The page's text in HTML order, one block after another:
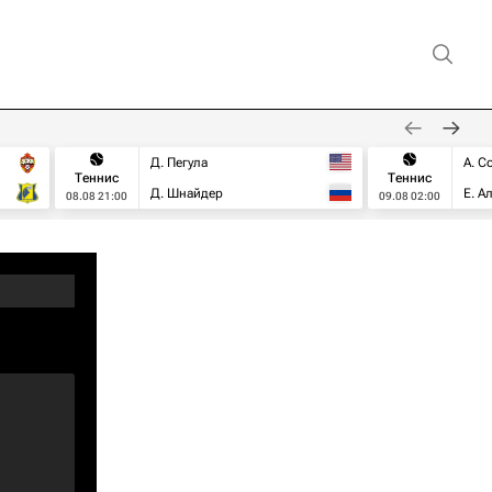
Теннис
08.08 21:00
Д. Пегула
Д. Шнайдер
Теннис
09.08 02:00
А.
Е.